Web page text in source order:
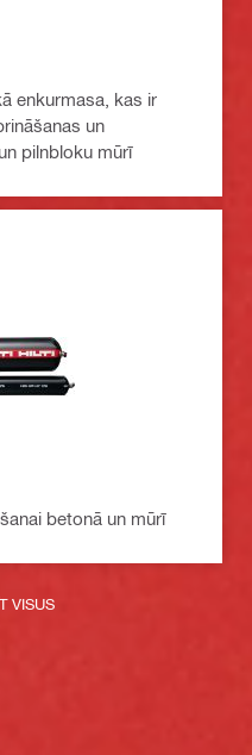
enkurmasa, kas ir
un
pilnbloku mūrī
betonā un mūrī
VISUS